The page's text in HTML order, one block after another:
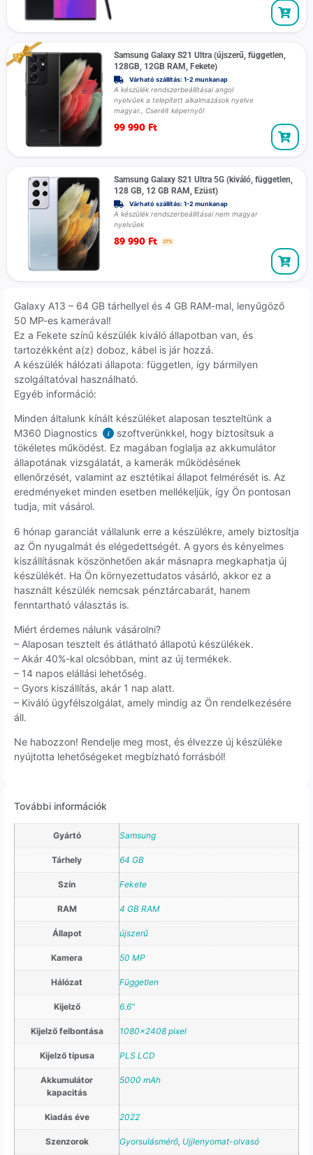
Samsung Galaxy S21 Ultra (újszerű, független,
128GB, 12GB RAM, Fekete)
Várható szállítás: 1-2 munkanap
A készülék rendszerbeállításai angol
nyelvűek a telepített alkalmazások nyelve
magyar., Cserélt képernyő!
99 990 Ft
Samsung Galaxy S21 Ultra 5G (kiváló, független,
128 GB, 12 GB RAM, Ezüst)
Várható szállítás: 1-2 munkanap
A készülék rendszerbeállításai nem magyar
nyelvűek
89 990 Ft 27%
Galaxy A13 – 64 GB tárhellyel és 4 GB RAM-mal, lenyűgöző
50 MP-es kamerával!
Ez a Fekete színű készülék kiváló állapotban van, és
tartozékként a(z) doboz, kábel is jár hozzá.
A készülék hálózati állapota: független, így bármilyen
szolgáltatóval használható.
Egyéb információ:
Minden általunk kínált készüléket alaposan teszteltünk a
M360 Diagnostics
i
szoftverünkkel, hogy biztosítsuk a
tökéletes működést. Ez magában foglalja az akkumulátor
állapotának vizsgálatát, a kamerák működésének
ellenőrzését, valamint az esztétikai állapot felmérését is. Az
eredményeket minden esetben mellékeljük, így Ön pontosan
tudja, mit vásárol.
6 hónap garanciát vállalunk erre a készülékre, amely biztosítja
az Ön nyugalmát és elégedettségét. A gyors és kényelmes
kiszállításnak köszönhetően akár másnapra megkaphatja új
készülékét. Ha Ön környezettudatos vásárló, akkor ez a
használt készülék nemcsak pénztárcabarát, hanem
fenntartható választás is.
Miért érdemes nálunk vásárolni?
– Alaposan tesztelt és átlátható állapotú készülékek.
– Akár 40%-kal olcsóbban, mint az új termékek.
– 14 napos elállási lehetőség.
– Gyors kiszállítás, akár 1 nap alatt.
– Kiváló ügyfélszolgálat, amely mindig az Ön rendelkezésére
áll.
Ne habozzon! Rendelje meg most, és élvezze új készüléke
nyújtotta lehetőségeket megbízható forrásból!
További információk
Gyártó Samsung
Tárhely 64 GB
Szín Fekete
RAM 4 GB RAM
Állapot újszerű
Kamera 50 MP
Hálózat Független
Kijelző 6.6"
Kijelző felbontása 1080×2408 pixel
Kijelző típusa PLS LCD
Akkumulátor
kapacitás
5000 mAh
Kiadás éve 2022
Szenzorok Gyorsulásmérő, Ujjlenyomat-olvasó